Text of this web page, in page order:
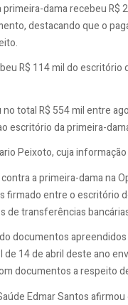
dama recebeu R$
destacando que o
R$ 114 mil do
total R$ 554 mil entre
escritório da primeira-
Peixoto, cuja
a primeira-dama na
entre o escritório
de transferências
documentos
14 de abril deste ano
documentos a respeito
Edmar Santos